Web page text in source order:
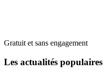
Gratuit et sans engagement
Les actualités populaires